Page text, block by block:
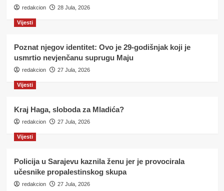
redakcion 28 Jula, 2026
Vijesti
Poznat njegov identitet: Ovo je 29-godišnjak koji je
usmrtio nevjenčanu suprugu Maju
redakcion 27 Jula, 2026
Vijesti
Kraj Haga, sloboda za Mladića?
redakcion 27 Jula, 2026
Vijesti
Policija u Sarajevu kaznila ženu jer je provocirala
učesnike propalestinskog skupa
redakcion 27 Jula, 2026